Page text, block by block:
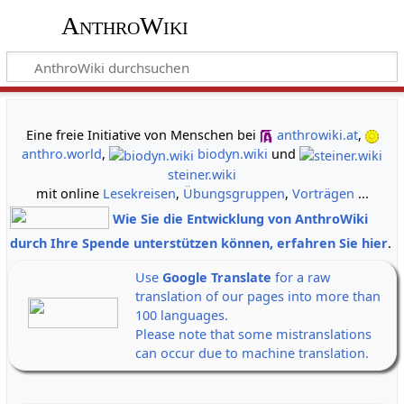
AnthroWiki
Eine freie Initiative von Menschen bei anthrowiki.at,
anthro.world, biodyn.wiki und
steiner.wiki
mit online Lesekreisen, Übungsgruppen, Vorträgen ...
Wie Sie die Entwicklung von AnthroWiki
durch Ihre Spende unterstützen können, erfahren Sie hier.
Use Google Translate for a raw
translation of our pages into more than
100 languages.
Please note that some mistranslations
can occur due to machine translation.